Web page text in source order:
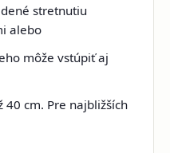
stretnutiu
alebo
môže vstúpiť aj
40 cm. Pre najbližších